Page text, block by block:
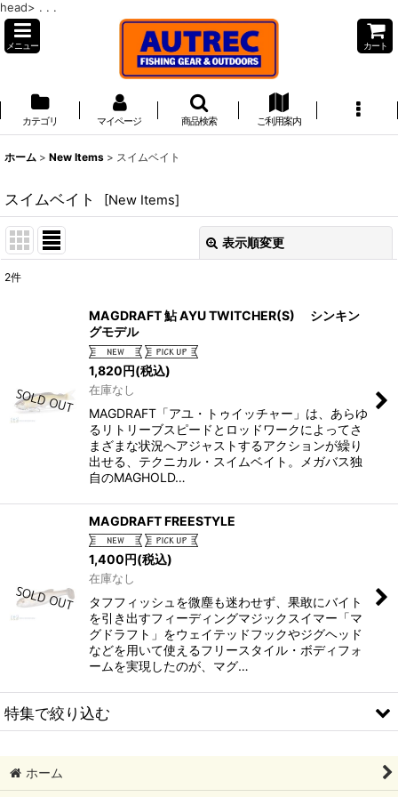
head> . . .
メニュー カート
カテゴリ マイページ 商品検索 ご利用案内
ホーム > New Items > スイムベイト
スイムベイト [New Items]
表示順変更
2件
MAGDRAFT 鮎 AYU TWITCHER(S) シンキン
グモデル
1,820円(税込)
在庫なし
MAGDRAFT「アユ・トゥイッチャー」は、あらゆ
るリトリーブスピードとロッドワークによってさ
まざまな状況へアジャストするアクションが繰り
出せる、テクニカル・スイムベイト。メガバス独
自のMAGHOLD…
MAGDRAFT FREESTYLE
1,400円(税込)
在庫なし
タフフィッシュを微塵も迷わせず、果敢にバイト
を引き出すフィーディングマジックスイマー「マ
グドラフト」をウェイテッドフックやジグヘッド
などを用いて使えるフリースタイル・ボディフォ
ームを実現したのが、マグ…
特集で絞り込む
ホーム